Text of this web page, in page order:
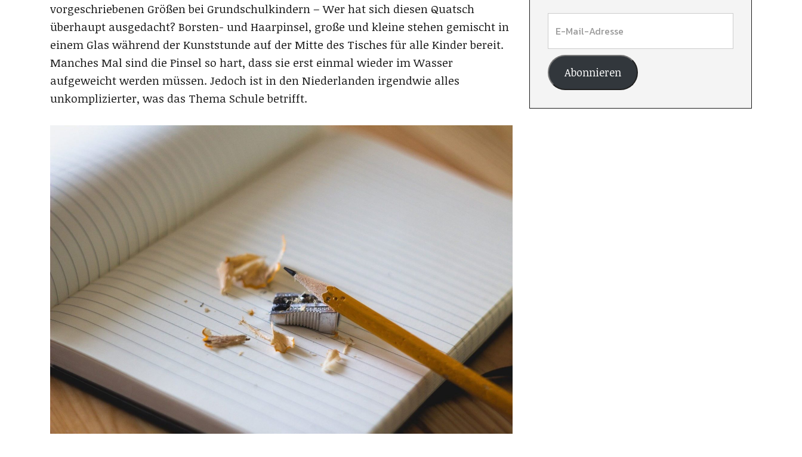
vorgeschriebenen Größen bei Grundschulkindern – Wer hat sich diesen Quatsch
überhaupt ausgedacht? Borsten- und Haarpinsel, große und kleine stehen gemischt in
einem Glas während der Kunststunde auf der Mitte des Tisches für alle Kinder bereit.
Manches Mal sind die Pinsel so hart, dass sie erst einmal wieder im Wasser
aufgeweicht werden müssen. Jedoch ist in den Niederlanden irgendwie alles
unkomplizierter, was das Thema Schule betrifft.
Abonnieren